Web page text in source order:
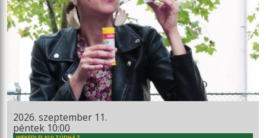
2026. szeptember 11.
péntek 10:00